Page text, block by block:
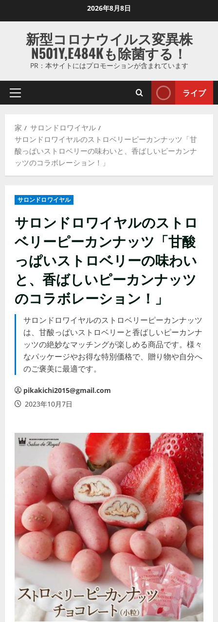
ス
ッ
2026年8月8日
新型コロナウイルス変異株
N501Y,E484Kも除菌する！
PR：本サイトにはプロモーションが含まれています
プ
マ
リ
メ
ニ
ライブ
家
サロンドロワイヤル
サロンドロワイヤルのストロベリーピーカンナッツ「甘
酸っぱいストロベリーの味わいと、香ばしいピーカンナ
ッツのコラボレーション！」
サロンドロワイヤル
サロンドロワイヤルのストロ
ベリーピーカンナッツ「甘酸
っぱいストロベリーの味わい
と、香ばしいピーカンナッツ
のコラボレーション！」
サロンドロワイヤルのストロベリーピーカンナッツ
は、甘酸っぱいストロベリーと香ばしいピーカンナ
ッツの絶妙なマッチングが楽しめる商品です。様々
なパッケージやお得な特別価格で、贈り物や自分へ
のご褒美に最適です。
pikakichi2015@gmail.com
2023年10月7日